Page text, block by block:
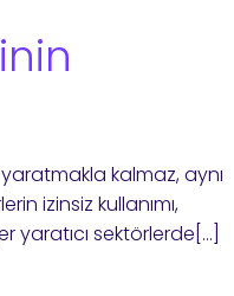
kalmaz, aynı
izinsiz kullanımı,
yaratıcı sektörlerde[…]